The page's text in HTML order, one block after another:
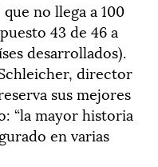
no llega a 100
43 de 46 a
desarrollados).
director
sus mejores
“la mayor historia
en varias